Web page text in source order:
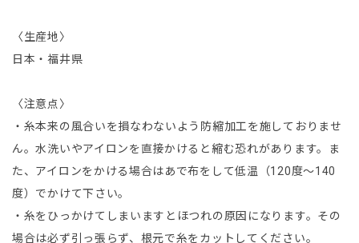
〈生産地〉
日本・福井県
〈注意点〉
・糸本来の風合いを損なわないよう防縮加工を施しておりませ
ん。水洗いやアイロンを直接かけると縮む恐れがあります。ま
た、アイロンをかける場合はあで布をして低温（120度～140
度）でかけて下さい。
・糸をひっかけてしまいますとほつれの原因になります。その
場合は必ず引っ張らず、根元で糸をカットしてください。